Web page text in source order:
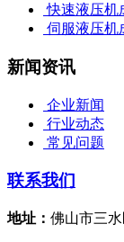
快速液压机
伺服液压机
新闻资讯
企业新闻
行业动态
常见问题
联系我们
地址： 佛山市三